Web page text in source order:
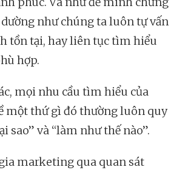
như chúng ta luôn tự vấn
tồn tại, hay liên tục tìm hiểu
hợp.
mọi nhu cầu tìm hiểu của
một thứ gì đó thường luôn quy
sao” và “làm như thế nào”.
marketing qua quan sát